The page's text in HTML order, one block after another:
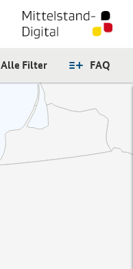
FAQ
Alle Filter